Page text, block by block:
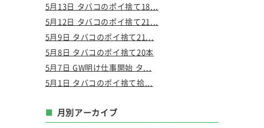
5月13日 タバコのポイ捨て18...
5月12日 タバコのポイ捨て21...
5月9日 タバコのポイ捨て21...
5月8日 タバコのポイ捨て20本
5月7日 GW明け仕事開始 タ...
5月1日 タバコのポイ捨て拾...
月別アーカイブ